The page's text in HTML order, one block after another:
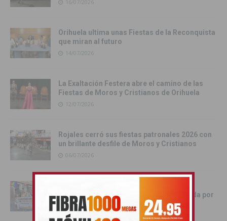
16/07/2026
Orihuela ultima unas Fiestas de la Reconquista
que miran al futuro
14/07/2026
La Exaltación Festera abre el camino de las
Fiestas de Moros y Cristianos de Orihuela
12/07/2026
Rojales cerró sus fiestas patronales 2026 con
un brillante desfile de Moros y Cristianos
06/07/2026
celebración del Orgullo LGTBIQ+ marcada por
la participación y la convivencia
06/07/2026